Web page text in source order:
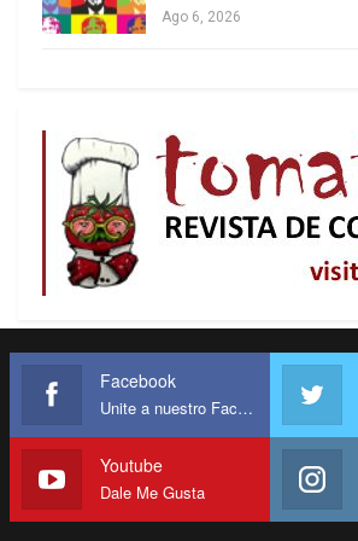
sobre los persistentes desafíos en
seguridad, paz y desarrollo que
las crisis humanitarias en la
llamado urgente a sus homólogos
colectivamente para consolidar la
las decisiones políticas en
beneficio de la población.
Los líderes de África Central
sus felicitaciones al presidente de
Clotaire Okigui Nguema por la
del proceso de transición en la
incluyendo la organización del
Ago 6, 2026
Facebook
Unite a nuestro Facebook
Youtube
Dale Me Gusta